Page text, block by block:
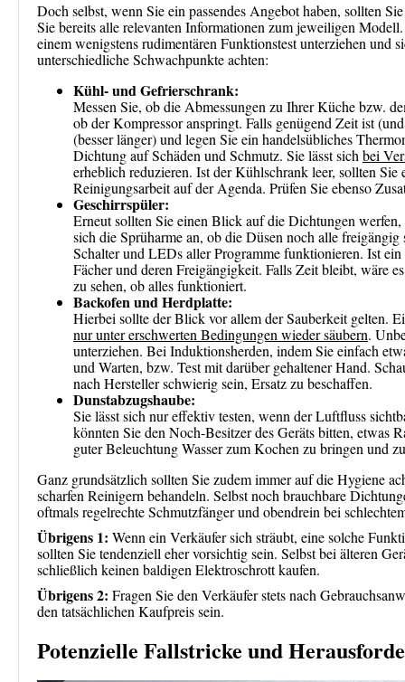
Doch selbst, wenn Sie ein passendes Angebot haben, sollten
Sie bereits alle relevanten Informationen zum jeweiligen
einem wenigstens rudimentären Funktionstest unterziehen und
unterschiedliche Schwachpunkte achten:
Kühl- und Gefrierschrank:
Messen Sie, ob die Abmessungen zu Ihrer Küche bzw.
ob der Kompressor anspringt. Falls genügend Zeit ist
(besser länger) und legen Sie ein handelsübliches
Dichtung auf Schäden und Schmutz. Sie lässt sich bei
erheblich reduzieren. Ist der Kühlschrank leer, sollten
Reinigungsarbeit auf der Agenda. Prüfen Sie ebenso
Geschirrspüler:
Erneut sollten Sie einen Blick auf die Dichtungen
sich die Sprüharme an, ob die Düsen noch alle
Schalter und LEDs aller Programme funktionieren. Ist
Fächer und deren Freigängigkeit. Falls Zeit bleibt, wäre
zu sehen, ob alles funktioniert.
Backofen und Herdplatte:
Hierbei sollte der Blick vor allem der Sauberkeit gelten.
nur unter erschwerten Bedingungen wieder säubern.
unterziehen. Bei Induktionsherden, indem Sie einfach
und Warten, bzw. Test mit darüber gehaltener Hand.
nach Hersteller schwierig sein, Ersatz zu beschaffen.
Dunstabzugshaube:
Sie lässt sich nur effektiv testen, wenn der Luftfluss
könnten Sie den Noch-Besitzer des Geräts bitten, etwas
guter Beleuchtung Wasser zum Kochen zu bringen und
Ganz grundsätzlich sollten Sie zudem immer auf die Hygiene
scharfen Reinigern behandeln. Selbst noch brauchbare
oftmals regelrechte Schmutzfänger und obendrein bei
Übrigens 1: Wenn ein Verkäufer sich sträubt, eine solche
sollten Sie tendenziell eher vorsichtig sein. Selbst bei älteren
schließlich keinen baldigen Elektroschrott kaufen.
Übrigens 2: Fragen Sie den Verkäufer stets nach
den tatsächlichen Kaufpreis sein.
Potenzielle Fallstricke und